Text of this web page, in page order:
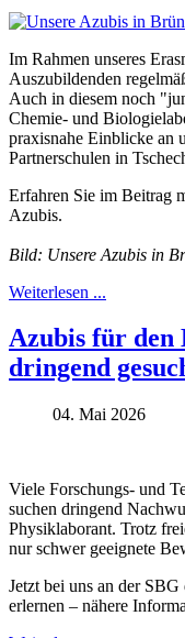
Im Rahmen unseres
Auszubildenden
Auch in diesem noch
Chemie- und
praxisnahe Einblicke an
Partnerschulen in
Erfahren Sie im Beitrag
Azubis.
Bild: Unsere Azubis in
Weiterlesen ...
Azubis für den
dringend
04. Mai 2026
Viele Forschungs- und
suchen dringend
Physiklaborant. Trotz
nur schwer geeignete
Jetzt bei uns an der
erlernen – nähere